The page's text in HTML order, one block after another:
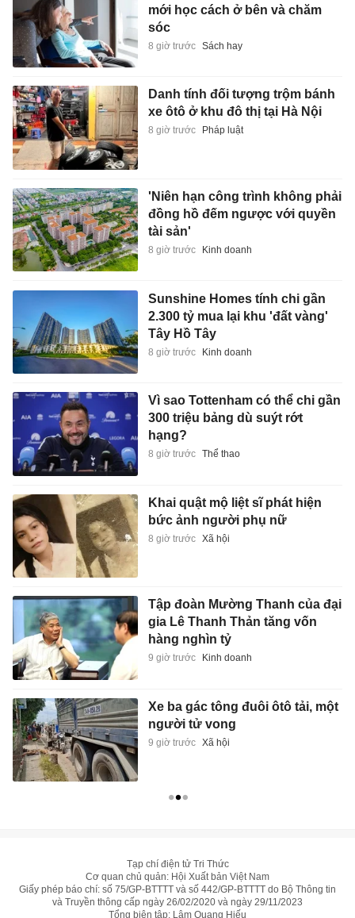
mới học cách ở bên và chăm
sóc
8 giờ trước Sách hay
Danh tính đối tượng trộm bánh
xe ôtô ở khu đô thị tại Hà Nội
8 giờ trước Pháp luật
'Niên hạn công trình không phải
đồng hồ đếm ngược với quyền
tài sản'
8 giờ trước Kinh doanh
Sunshine Homes tính chi gần
2.300 tỷ mua lại khu 'đất vàng'
Tây Hồ Tây
8 giờ trước Kinh doanh
Vì sao Tottenham có thể chi gần
300 triệu bảng dù suýt rớt
hạng?
8 giờ trước Thể thao
Khai quật mộ liệt sĩ phát hiện
bức ảnh người phụ nữ
8 giờ trước Xã hội
Tập đoàn Mường Thanh của đại
gia Lê Thanh Thản tăng vốn
hàng nghìn tỷ
9 giờ trước Kinh doanh
Xe ba gác tông đuôi ôtô tải, một
người tử vong
9 giờ trước Xã hội
Tạp chí điện tử Tri Thức
Cơ quan chủ quản: Hội Xuất bản Việt Nam
Giấy phép báo chí: số 75/GP-BTTTT và số 442/GP-BTTTT do Bộ Thông tin
và Truyền thông cấp ngày 26/02/2020 và ngày 29/11/2023
Tổng biên tập: Lâm Quang Hiếu